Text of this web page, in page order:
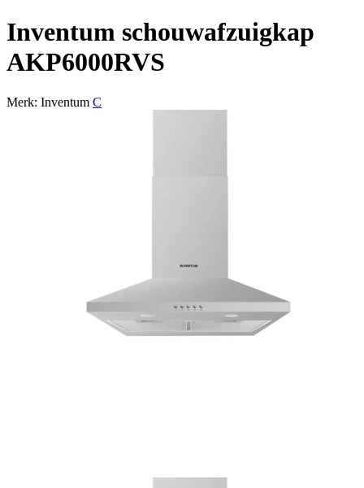
Inventum schouwafzuigkap
AKP6000RVS
Merk: Inventum C